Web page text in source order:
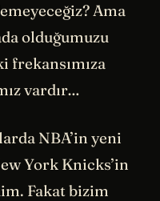
Ama
olduğumuzu
frekansımıza
vardır…
NBA’in yeni
York Knicks’in
Fakat bizim